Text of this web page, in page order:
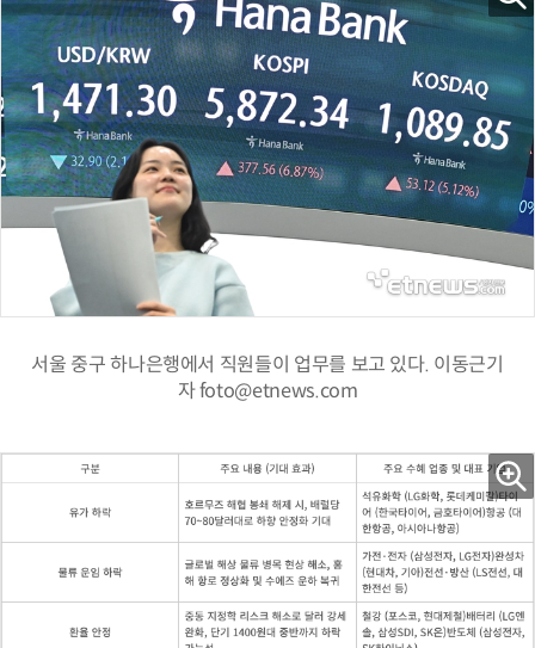
서울 중구 하나은행에서 직원들이 업무를 보고 있다. 이동근기
자 foto@etnews.com